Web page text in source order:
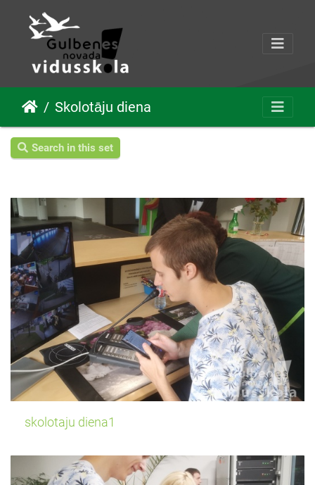
Skolotāju diena
Search in this set
skolotaju diena1